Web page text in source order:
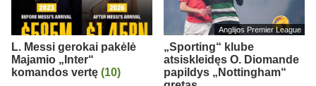
L. Messi gerokai pakėlė
Majamio „Inter“
komandos vertę (10)
Anglijos Premier League
„Sporting“ klube
atsiskleidęs O. Diomande
papildys „Nottingham“